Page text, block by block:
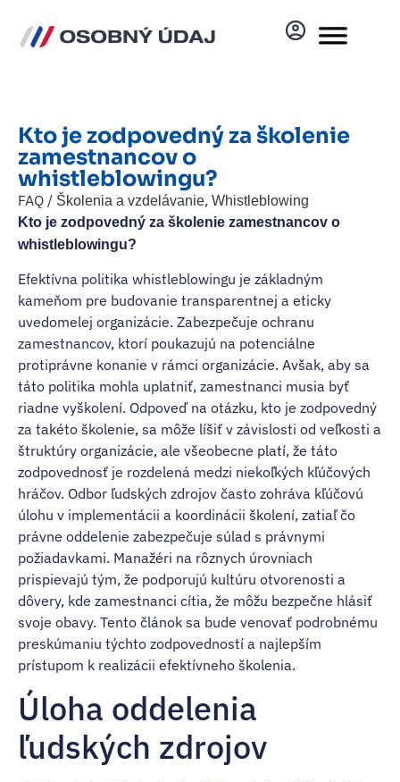
Kto je zodpovedný za školenie
zamestnancov o
whistleblowingu?
FAQ / Školenia a vzdelávanie, Whistleblowing
Kto je zodpovedný za školenie zamestnancov o
whistleblowingu?
Efektívna politika whistleblowingu je základným
kameňom pre budovanie transparentnej a eticky
uvedomelej organizácie. Zabezpečuje ochranu
zamestnancov, ktorí poukazujú na potenciálne
protiprávne konanie v rámci organizácie. Avšak, aby sa
táto politika mohla uplatniť, zamestnanci musia byť
riadne vyškolení. Odpoveď na otázku, kto je zodpovedný
za takéto školenie, sa môže líšiť v závislosti od veľkosti a
štruktúry organizácie, ale všeobecne platí, že táto
zodpovednosť je rozdelená medzi niekoľkých kľúčových
hráčov. Odbor ľudských zdrojov často zohráva kľúčovú
úlohu v implementácii a koordinácii školení, zatiaľ čo
právne oddelenie zabezpečuje súlad s právnymi
požiadavkami. Manažéri na rôznych úrovniach
prispievajú tým, že podporujú kultúru otvorenosti a
dôvery, kde zamestnanci cítia, že môžu bezpečne hlásiť
svoje obavy. Tento článok sa bude venovať podrobnému
preskúmaniu týchto zodpovedností a najlepším
prístupom k realizácii efektívneho školenia.
Úloha oddelenia
ľudských zdrojov